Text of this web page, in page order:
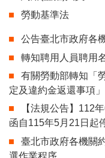
勞動基準法
公告臺北市政府各
轉知聘用人員聘用
有關勞動部轉知「
定及違約金返還事項
【法規公告】112
函自115年5月21日起
臺北市政府各機關
選作業程序